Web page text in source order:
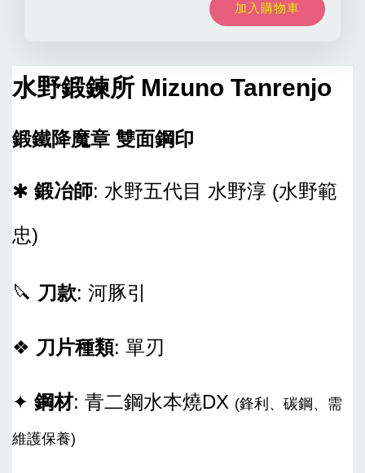
加入購物車
水野鍛鍊所 Mizuno Tanrenjo
鍛鐵降魔章 雙面鋼印
✱ 鍛冶師: 水野五代目 水野淳 (水野範
忠)
🔪 刀款: 河豚引
❖ 刀片種類: 單刃
✦ 鋼材: 青二鋼水本燒DX (鋒利、碳鋼、需
維護保養)